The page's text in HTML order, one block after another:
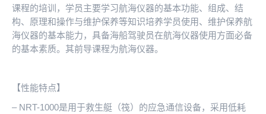
课程的培训，学员主要学习航海仪器的基本功能、组成、结
构、原理和操作与维护保养等知识培养学员使用、维护保养航
海仪器的基本能力，具备海船驾驶员在航海仪器使用方面必备
的基本素质。其前导课程为航海仪器。
【性能特点】
– NRT-1000是用于救生艇（筏）的应急通信设备，采用低耗